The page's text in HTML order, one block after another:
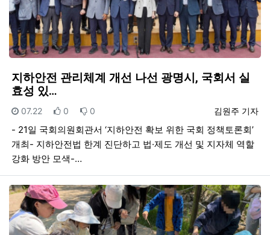
지하안전 관리체계 개선 나선 광명시, 국회서 실
효성 있…
등록자
김원주 기자
등록일
07.22 추천
0 비추천
0
- 21일 국회의원회관서 ‘지하안전 확보 위한 국회 정책토론회’
개최- 지하안전법 한계 진단하고 법·제도 개선 및 지자체 역할
강화 방안 모색-…